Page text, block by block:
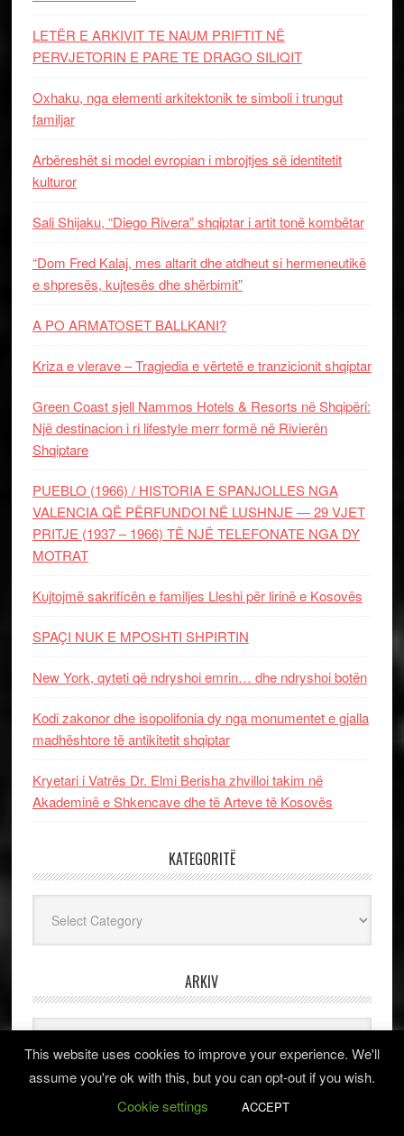
LETËR E ARKIVIT TE NAUM PRIFTIT NË
PERVJETORIN E PARE TE DRAGO SILIQIT
Oxhaku, nga elementi arkitektonik te simboli i trungut
familjar
Arbëreshët si model evropian i mbrojtjes së identitetit
kulturor
Sali Shijaku, “Diego Rivera” shqiptar i artit tonë kombëtar
“Dom Fred Kalaj, mes altarit dhe atdheut si hermeneutikë
e shpresës, kujtesës dhe shërbimit”
A PO ARMATOSET BALLKANI?
Kriza e vlerave – Tragjedia e vërtetë e tranzicionit shqiptar
Green Coast sjell Nammos Hotels & Resorts në Shqipëri:
Një destinacion i ri lifestyle merr formë në Rivierën
Shqiptare
PUEBLO (1966) / HISTORIA E SPANJOLLES NGA
VALENCIA QË PËRFUNDOI NË LUSHNJE — 29 VJET
PRITJE (1937 – 1966) TË NJË TELEFONATE NGA DY
MOTRAT
Kujtojmë sakrificën e familjes Lleshi për lirinë e Kosovës
SPAÇI NUK E MPOSHTI SHPIRTIN
New York, qyteti që ndryshoi emrin… dhe ndryshoi botën
Kodi zakonor dhe isopolifonia dy nga monumentet e gjalla
madhështore të antikitetit shqiptar
Kryetari i Vatrës Dr. Elmi Berisha zhvilloi takim në
Akademinë e Shkencave dhe të Arteve të Kosovës
KATEGORITË
ARKIV
Arkiv
TAGS
This website uses cookies to improve your experience. We'll
assume you're ok with this, but you can opt-out if you wish.
Cookie settings
ACCEPT